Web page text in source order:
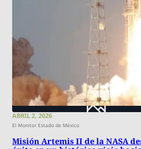
ABRIL 2, 2026
El Monitor Estado de México
Misión Artemis II de la NASA